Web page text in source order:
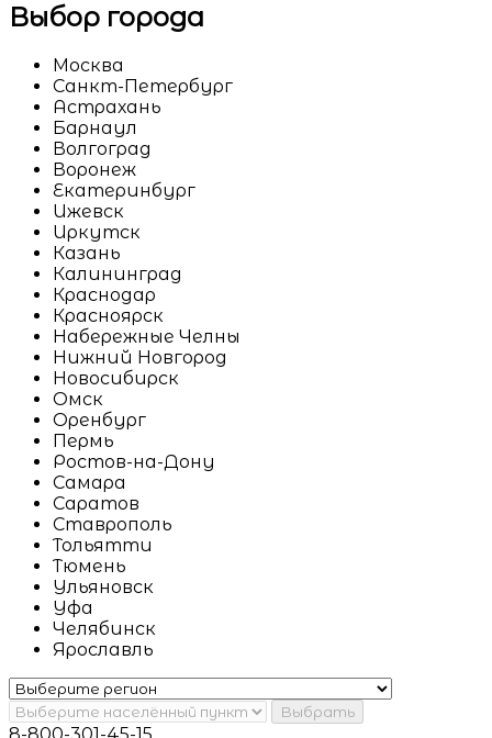
Выбор города
Москва
Санкт-Петербург
Астрахань
Барнаул
Волгоград
Воронеж
Екатеринбург
Ижевск
Иркутск
Казань
Калининград
Краснодар
Красноярск
Набережные Челны
Нижний Новгород
Новосибирск
Омск
Оренбург
Пермь
Ростов-на-Дону
Самара
Саратов
Ставрополь
Тольятти
Тюмень
Ульяновск
Уфа
Челябинск
Ярославль
Выбрать